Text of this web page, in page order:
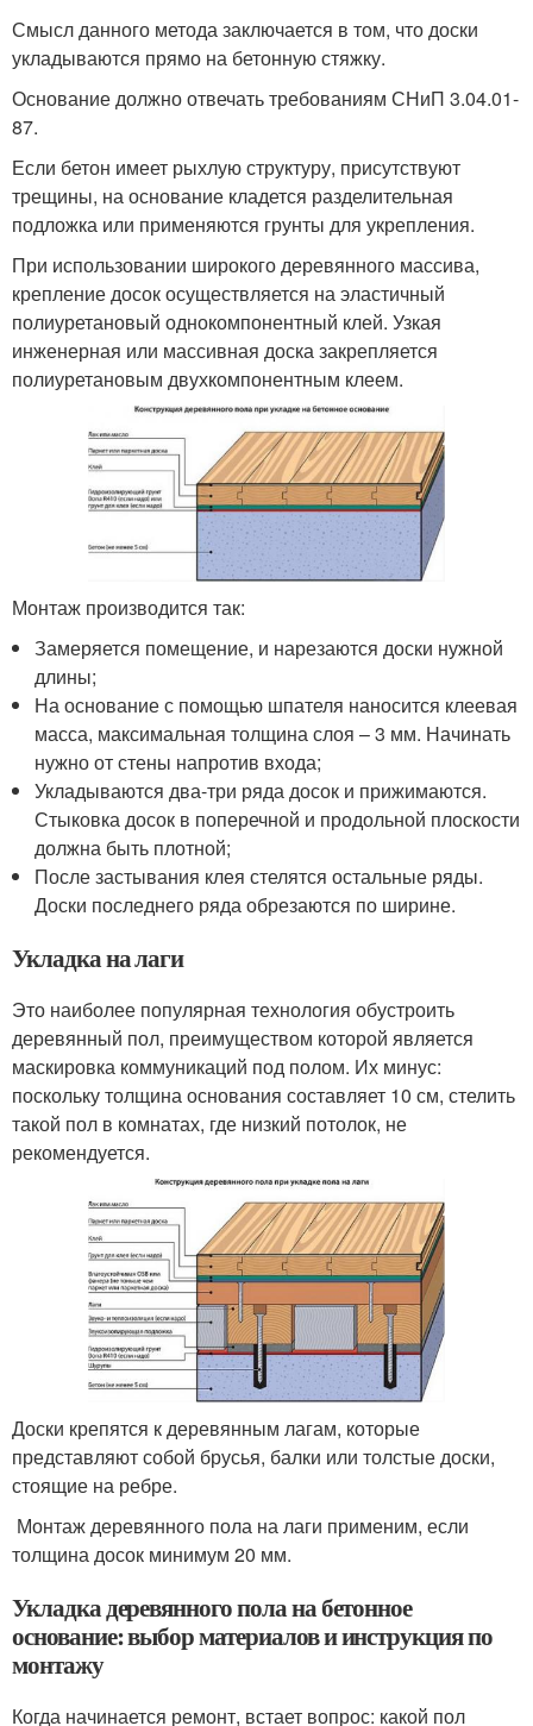
Смысл данного метода заключается в том, что доски
укладываются прямо на бетонную стяжку.
Основание должно отвечать требованиям СНиП 3.04.01-
87.
Если бетон имеет рыхлую структуру, присутствуют
трещины, на основание кладется разделительная
подложка или применяются грунты для укрепления.
При использовании широкого деревянного массива,
крепление досок осуществляется на эластичный
полиуретановый однокомпонентный клей. Узкая
инженерная или массивная доска закрепляется
полиуретановым двухкомпонентным клеем.
Монтаж производится так:
Замеряется помещение, и нарезаются доски нужной
длины;
На основание с помощью шпателя наносится клеевая
масса, максимальная толщина слоя – 3 мм. Начинать
нужно от стены напротив входа;
Укладываются два-три ряда досок и прижимаются.
Стыковка досок в поперечной и продольной плоскости
должна быть плотной;
После застывания клея стелятся остальные ряды.
Доски последнего ряда обрезаются по ширине.
Укладка на лаги
Это наиболее популярная технология обустроить
деревянный пол, преимуществом которой является
маскировка коммуникаций под полом. Их минус:
поскольку толщина основания составляет 10 см, стелить
такой пол в комнатах, где низкий потолок, не
рекомендуется.
Доски крепятся к деревянным лагам, которые
представляют собой брусья, балки или толстые доски,
стоящие на ребре.
Монтаж деревянного пола на лаги применим, если
толщина досок минимум 20 мм.
Укладка деревянного пола на бетонное
основание: выбор материалов и инструкция по
монтажу
Когда начинается ремонт, встает вопрос: какой пол